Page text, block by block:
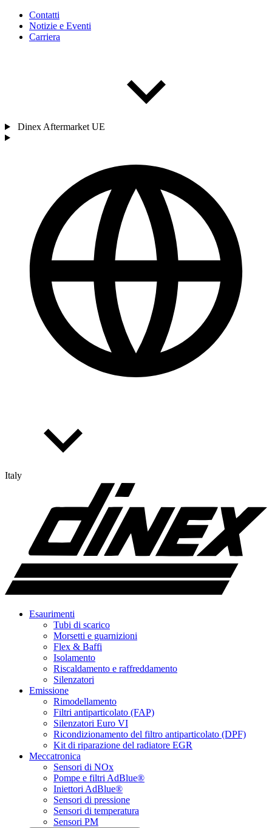
Contatti
Notizie e Eventi
Carriera
Dinex Aftermarket UE
Italy
Esaurimenti
Tubi di scarico
Morsetti e guarnizioni
Flex & Baffi
Isolamento
Riscaldamento e raffreddamento
Silenzatori
Emissione
Rimodellamento
Filtri antiparticolato (FAP)
Silenzatori Euro VI
Ricondizionamento del filtro antiparticolato (DPF)
Kit di riparazione del radiatore EGR
Meccatronica
Sensori di NOx
Pompe e filtri AdBlue®
Iniettori AdBlue®
Sensori di pressione
Sensori di temperatura
Sensori PM